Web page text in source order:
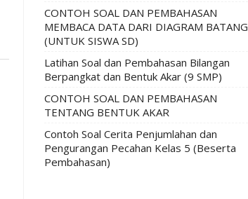
CONTOH SOAL DAN PEMBAHASAN
MEMBACA DATA DARI DIAGRAM BATANG
(UNTUK SISWA SD)
Latihan Soal dan Pembahasan Bilangan
Berpangkat dan Bentuk Akar (9 SMP)
CONTOH SOAL DAN PEMBAHASAN
TENTANG BENTUK AKAR
Contoh Soal Cerita Penjumlahan dan
Pengurangan Pecahan Kelas 5 (Beserta
Pembahasan)